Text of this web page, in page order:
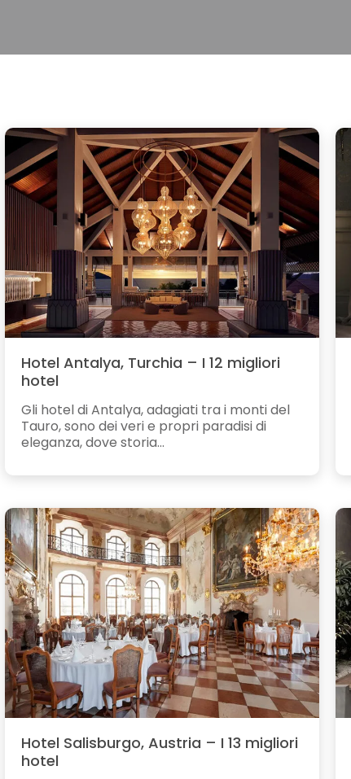
Hotel Antalya, Turchia – I 12 migliori
hotel
Gli hotel di Antalya, adagiati tra i monti del
Tauro, sono dei veri e propri paradisi di
eleganza, dove storia...
Hotel Salisburgo, Austria – I 13 migliori
hotel